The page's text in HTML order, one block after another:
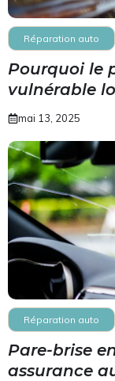
Réparation auto
Pourquoi le
vulnérable
mai 13, 2025
Réparation auto
Pare-brise
assurance